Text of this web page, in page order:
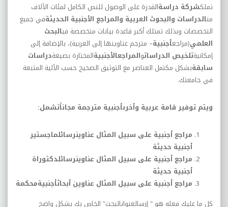
تملكشركة دراسةالقدرة على الوصول للنص الكامل لمئات الآلاف
منالدراسات والبحوث العربية والمراجع الأجنبية الحديثةفي جميع
التخصصات وبذلك تمتلك أكبر قاعدة بيانات متخصصة فيالبحث
العلمي(مراجعأجنبية– مترجم عناوينها إلى العربية)، بالإضافة إلى
إمكانيةتلخيص الدراساتوالمراجعالأجنبيةالمختارة بصيغةدراسات
سابقةبشكل مكتمل العناصر مع التوثيق الصحيح حسب الآلية المتبعة
في جامعتك.
ويتم توفير قامة عربية وأخرىأجنبية مترجمة مجاناًتشمل:
مراجع أجنبية على سبيل المثال عناوينرسائلماجستير
أجنبية حديثة
مراجع أجنبية على سبيل المثال عناوينرسائلدكتوراة
أجنبية حديثة
مراجع أجنبية على سبيل المثال عناوين أبحاثأجنبيةمحكمة
كل ما عليك فعله هو " إرسالعنوانالبحث" الخاص بك بشكل واضح